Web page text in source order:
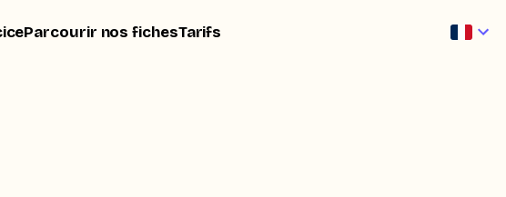
Parcourir nos fichesTarifs